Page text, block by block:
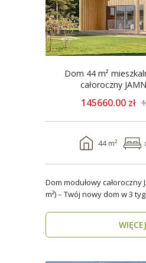
Dom 44 m²
całoroczny
145660.00 zł
44 m²
Dom modułowy całoroczny
m²) – Twój nowy dom w 3 tygodnie
WIĘCEJ